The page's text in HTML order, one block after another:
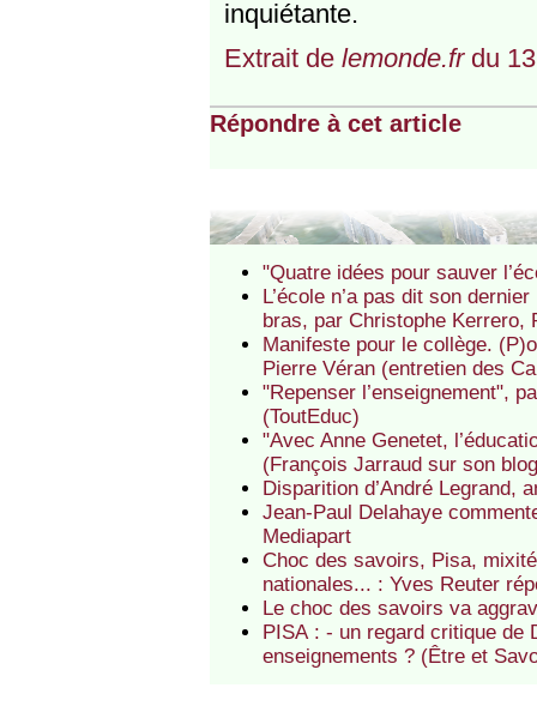
inquiétante.
Extrait de lemonde.frdu
Répondre à cet article
"Quatre idées pour sauver
L’école n’a pas dit son
bras, par Christophe Kerrero,
Manifeste pour le collège.
Pierre Véran (entretien des
"Repenser l’enseignement",
(ToutEduc)
"Avec Anne Genetet,
(François Jarraud sur son
Disparition d’André Legrand,
Jean-Paul Delahaye
Mediapart
Choc des savoirs, Pisa,
nationales... : Yves Reuter
Le choc des savoirs va
PISA : - un regard critique de
enseignements ? (Être et